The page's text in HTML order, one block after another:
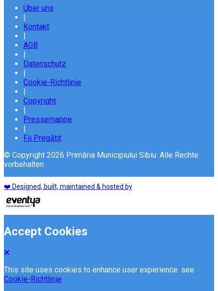
Über uns
|
Kontakt
|
AGB
|
Datenschutz
|
Cookie-Richtlinie
|
Copyright
|
Pressemappe
|
Fii Pregătit
© Copyright 2026 Primăria Municipiului Sibiu. Alle Rechte
vorbehalten
❤️ Designed, built, maintained & hosted by
Accept Cookies
This site uses cookies to enhance user experience. see
Cookie-Richtlinie